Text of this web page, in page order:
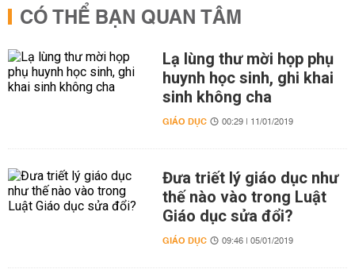
CÓ THỂ BẠN QUAN TÂM
Lạ lùng thư mời họp phụ
huynh học sinh, ghi khai
sinh không cha
GIÁO DỤC 00:29 | 11/01/2019
Đưa triết lý giáo dục như
thế nào vào trong Luật
Giáo dục sửa đổi?
GIÁO DỤC 09:46 | 05/01/2019